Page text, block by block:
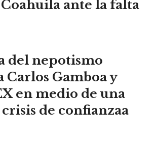
Coahuila ante la falta
del nepotismo
Carlos Gamboa y
en medio de una
de confianzaa